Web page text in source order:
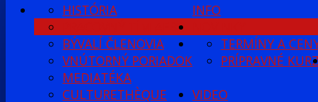
INFO
HISTÓRIA
PRACOVNÝ TÍM AFBB
BÝVALÍ ČLENOVIA
VNÚTORNÝ PORIADOK
MEDIATÉKA
CULTURETHÈQUE
TERMÍNY A
PRÍPRAVNÉ
VIDEO